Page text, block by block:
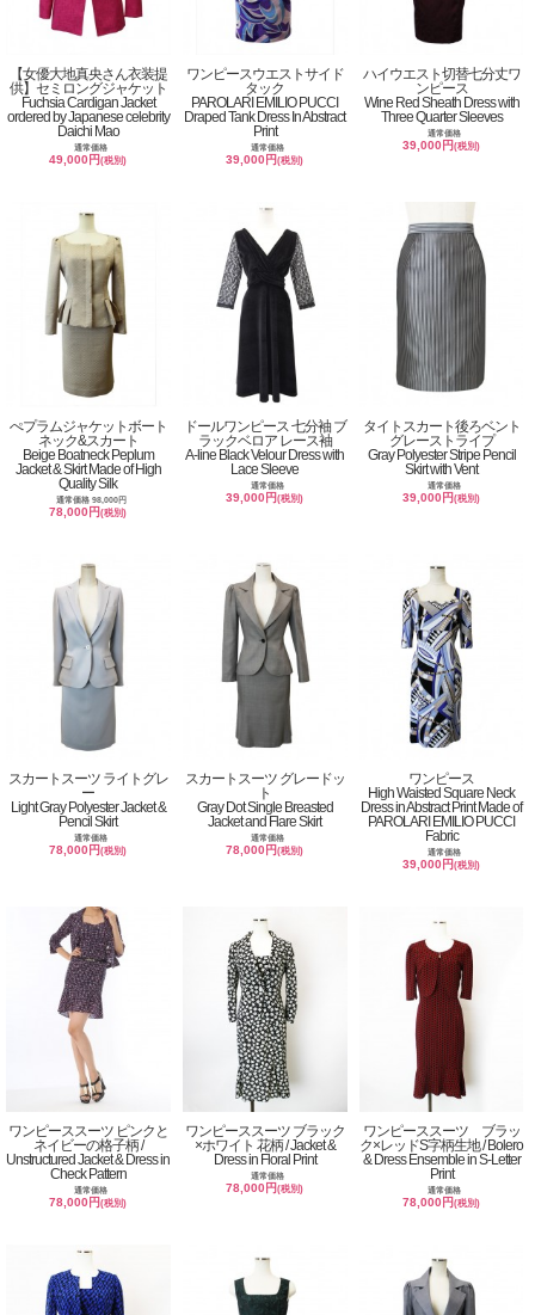
【女優大地真央さん衣装提
供】セミロングジャケット
Fuchsia Cardigan Jacket
ordered by Japanese celebrity
Daichi Mao
通常価格
49,000円(税別)
ワンピースウエストサイド
タック
PAROLARI EMILIO PUCCI
Draped Tank Dress In Abstract
Print
通常価格
39,000円(税別)
ハイウエスト切替七分丈ワ
ンピース
Wine Red Sheath Dress with
Three Quarter Sleeves
通常価格
39,000円(税別)
ぺプラムジャケットボート
ネック&スカート
Beige Boatneck Peplum
Jacket & Skirt Made of High
Quality Silk
通常価格 98,000円
78,000円(税別)
ドールワンピース 七分袖 ブ
ラックベロア レース袖
A-line Black Velour Dress with
Lace Sleeve
通常価格
39,000円(税別)
タイトスカート後ろベント
グレーストライプ
Gray Polyester Stripe Pencil
Skirt with Vent
通常価格
39,000円(税別)
スカートスーツ ライトグレ
ー
Light Gray Polyester Jacket &
Pencil Skirt
通常価格
78,000円(税別)
スカートスーツ グレードッ
ト
Gray Dot Single Breasted
Jacket and Flare Skirt
通常価格
78,000円(税別)
ワンピース
High Waisted Square Neck
Dress in Abstract Print Made of
PAROLARI EMILIO PUCCI
Fabric
通常価格
39,000円(税別)
ワンピーススーツ ピンクと
ネイビーの格子柄 /
Unstructured Jacket & Dress in
Check Pattern
通常価格
78,000円(税別)
ワンピーススーツ ブラック
×ホワイト 花柄 / Jacket &
Dress in Floral Print
通常価格
78,000円(税別)
ワンピーススーツ ブラッ
ク×レッドS字柄生地 / Bolero
& Dress Ensemble in S-Letter
Print
通常価格
78,000円(税別)